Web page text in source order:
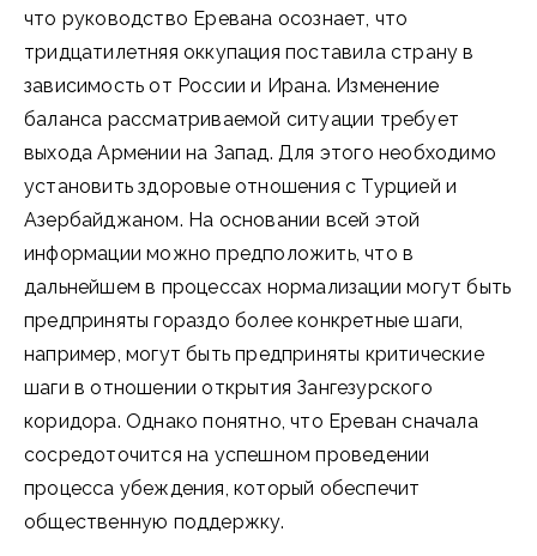
что руководство Еревана осознает, что
тридцатилетняя оккупация поставила страну в
зависимость от России и Ирана. Изменение
баланса рассматриваемой ситуации требует
выхода Армении на Запад. Для этого необходимо
установить здоровые отношения с Турцией и
Азербайджаном. На основании всей этой
информации можно предположить, что в
дальнейшем в процессах нормализации могут быть
предприняты гораздо более конкретные шаги,
например, могут быть предприняты критические
шаги в отношении открытия Зангезурского
коридора. Однако понятно, что Ереван сначала
сосредоточится на успешном проведении
процесса убеждения, который обеспечит
общественную поддержку.